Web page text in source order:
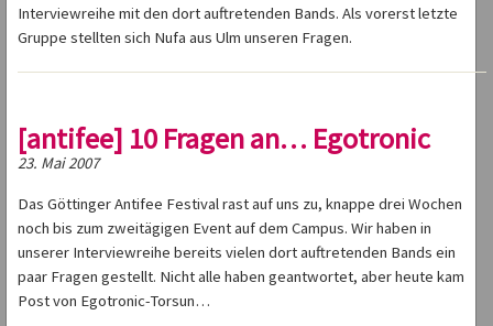
Interviewreihe mit den dort auftretenden Bands. Als vorerst letzte
Gruppe stellten sich Nufa aus Ulm unseren Fragen.
[antifee] 10 Fragen an… Egotronic
23. Mai 2007
Das Göttinger Antifee Festival rast auf uns zu, knappe drei Wochen
noch bis zum zweitägigen Event auf dem Campus. Wir haben in
unserer Interviewreihe bereits vielen dort auftretenden Bands ein
paar Fragen gestellt. Nicht alle haben geantwortet, aber heute kam
Post von Egotronic-Torsun…